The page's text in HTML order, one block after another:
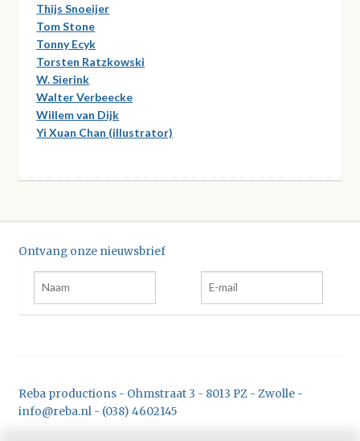
Thijs Snoeijer
Tom Stone
Tonny Ecyk
Torsten Ratzkowski
W. Sierink
Walter Verbeecke
Willem van Dijk
Yi Xuan Chan (illustrator)
Ontvang onze nieuwsbrief
Reba productions - Ohmstraat 3 - 8013 PZ - Zwolle -
info@reba.nl - (038) 4602145